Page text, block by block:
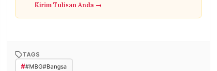
Kirim Tulisan Anda →
TAGS
##MBG#Bangsa